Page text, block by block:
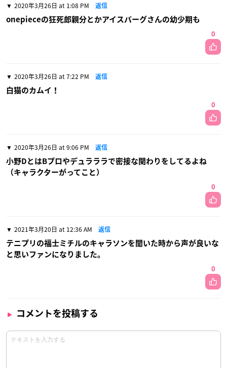
2020年3月26日 at 1:08 PM 返信
onepieceの狂死郎親分とかアイスバーグさんの幼少期も
0
2020年3月26日 at 7:22 PM 返信
白猫のカムイ！
0
2020年3月26日 at 9:06 PM 返信
小野DとはBプロやデュラララで密接な関わりをしてるよね
（キャラクターがってこと）
0
2021年3月20日 at 12:36 AM 返信
テニプリの福士ミチルのキャラソンを聞いた時から声が良いな
と思いファンになりました。
0
コメントを投稿する